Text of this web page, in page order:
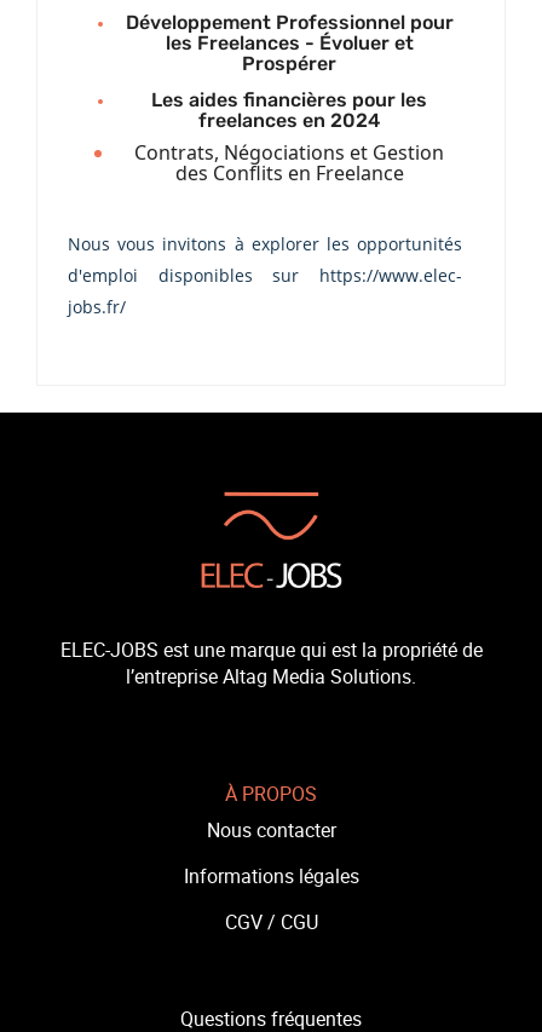
Développement Professionnel pour
les Freelances - Évoluer et
Prospérer
Les aides financières pour les
freelances en 2024
Contrats, Négociations et Gestion
des Conflits en Freelance
Nous vous invitons à explorer les opportunités
d'emploi disponibles sur https://www.elec-
jobs.fr/
ELEC-JOBS est une marque qui est la propriété de
l’entreprise Altag Media Solutions.
À PROPOS
Nous contacter
Informations légales
CGV / CGU
Questions fréquentes